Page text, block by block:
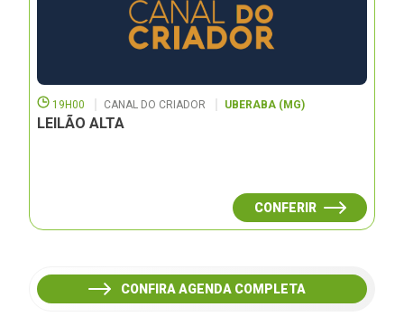
19H00 CANAL DO CRIADOR UBERABA (MG)
LEILÃO ALTA
CONFERIR
CONFIRA AGENDA COMPLETA